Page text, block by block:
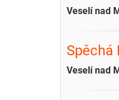
Veselí nad
Spěchá
Veselí nad